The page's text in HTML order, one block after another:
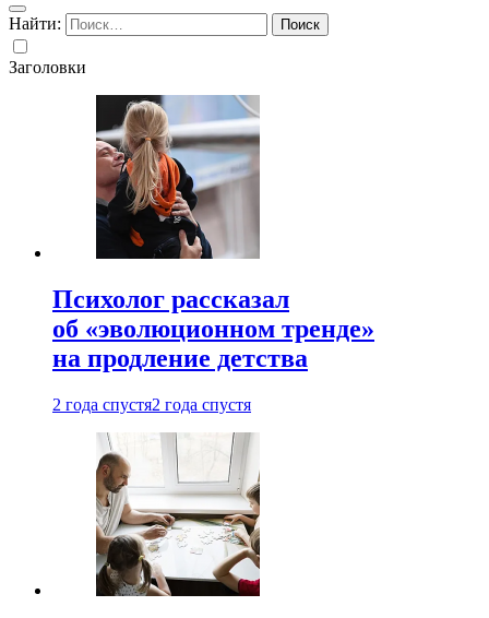
Найти:
Заголовки
Психолог рассказал
об «эволюционном тренде»
на продление детства
2 года спустя2 года спустя